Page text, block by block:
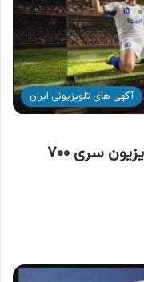
آگهی های تلویزیونی ایران
آگهی محصولات اسنوا، تلویزیون سری ۷۰۰